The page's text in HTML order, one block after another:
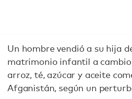
Un hombre vendió a su hija
matrimonio infantil a cambio
arroz, té, azúcar y aceite
Afganistán, según un